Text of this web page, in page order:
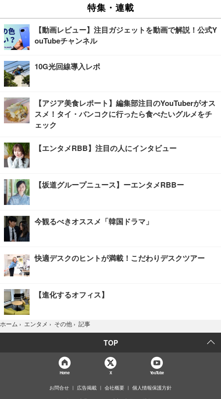
特集・連載
【動画レビュー】注目ガジェットを動画で解説！公式Y
ouTubeチャンネル
10G光回線導入レポ
【アジア美食レポート】編集部注目のYouTuberがオス
スメ！タイ・バンコクに行ったら食べたいグルメをチ
ェック
【エンタメRBB】注目の人にインタビュー
【坂道グループニュース】ーエンタメRBBー
今観るべきオススメ「韓国ドラマ」
快適デスクのヒントが満載！こだわりデスクツアー
【進化するオフィス】
ホーム › エンタメ › その他 › 記事
TOP
Home X YouTube
お問合せ 広告掲載 会社概要 個人情報保護方針